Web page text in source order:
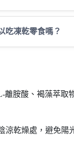
吃凍乾零食嗎？
離胺酸、褐藻萃取
涼乾燥處，避免陽